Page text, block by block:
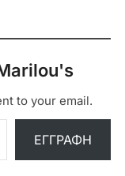
to your email.
ΕΓΓΡΑΦΉ